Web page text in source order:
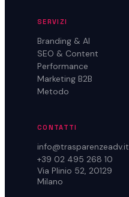
SERVIZI
Branding & AI
SEO & Content
Performance
Marketing B2B
Metodo
CONTATTI
info@trasparenzeadv.it
+39 02 495 268 10
Via Plinio 52, 20129
Milano